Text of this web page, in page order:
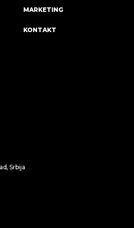
MARKETING
KONTAKT
Srbija